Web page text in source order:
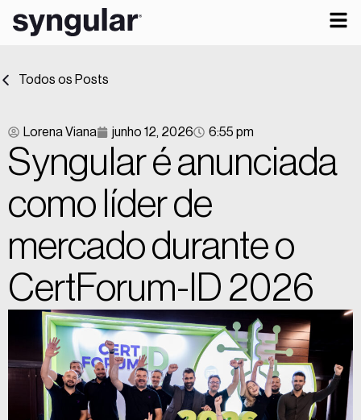
Todos os Posts
Lorena Viana junho 12, 2026 6:55 pm
Syngular é anunciada
como líder de
mercado durante o
CertForum-ID 2026